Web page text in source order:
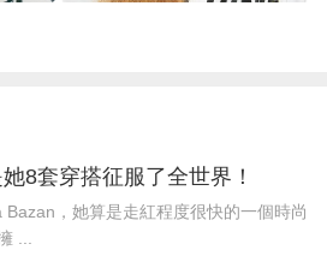
8套穿搭征服了全世界！
，她算是走紅程度很快的一個時尚
...